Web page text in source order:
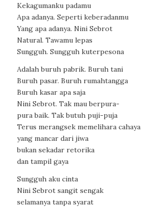
Kekagumanku padamu
Apa adanya. Seperti keberadanmu
Yang apa adanya. Nini Sebrot
Natural. Tawamu lepas
Sungguh. Sungguh kuterpesona
Adalah buruh pabrik. Buruh tani
Buruh pasar. Buruh rumahtangga
Buruh kasar apa saja
Nini Sebrot. Tak mau berpura-
pura baik. Tak butuh puji-puja
Terus merangsek memelihara cahaya
yang mancar dari jiwa
bukan sekadar retorika
dan tampil gaya
Sungguh aku cinta
Nini Sebrot sangit sengak
selamanya tanpa syarat